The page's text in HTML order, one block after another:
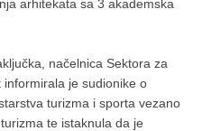
arhitekata sa 3 akademska
načelnica Sektora za
je sudionike o
turizma i sporta vezano
te istaknula da je